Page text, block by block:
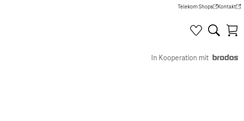
Telekom Shops
(Wird in einem neuen Tab
Kontakt
(Wird in
In Kooperation mit